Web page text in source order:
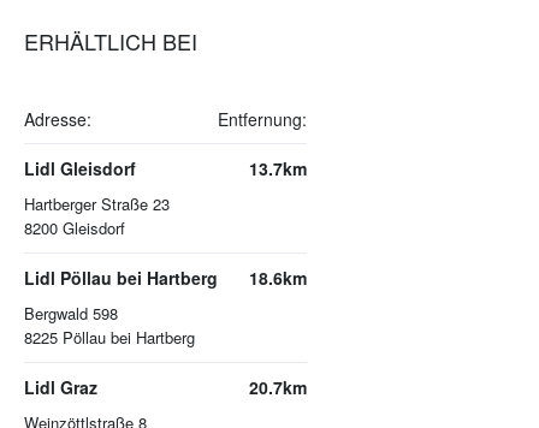
ERHÄLTLICH BEI
Adresse: Entfernung:
Lidl Gleisdorf
Hartberger Straße 23
8200 Gleisdorf
13.7km
Lidl Pöllau bei Hartberg
Bergwald 598
8225 Pöllau bei Hartberg
18.6km
Lidl Graz
Weinzöttlstraße 8
20.7km